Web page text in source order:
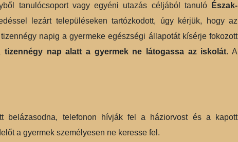
tanulócsoport vagy egyéni utazás céljából tanuló
Észak-
lezárt településeken tartózkodott, úgy kérjük, hogy az
napig a gyermeke egészségi állapotát kísérje fokozott
tizennégy nap alatt a gyermek ne látogassa az iskolát. A
belázasodna, telefonon hívják fel a háziorvost és a kapott
a gyermek személyesen ne keresse fel.